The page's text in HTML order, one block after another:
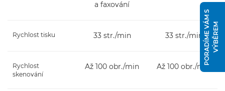
a faxování
Rychlost tisku 33 str./min 33 str./min
Rychlost
skenování
Až 100 obr./min Až 100 obr./min
P
O
R
A
D
Í
M
E
V
Á
M
S
V
Ý
B
Ě
R
EM